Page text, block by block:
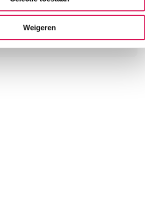
Weigeren
E-mail Anca Contactformulier